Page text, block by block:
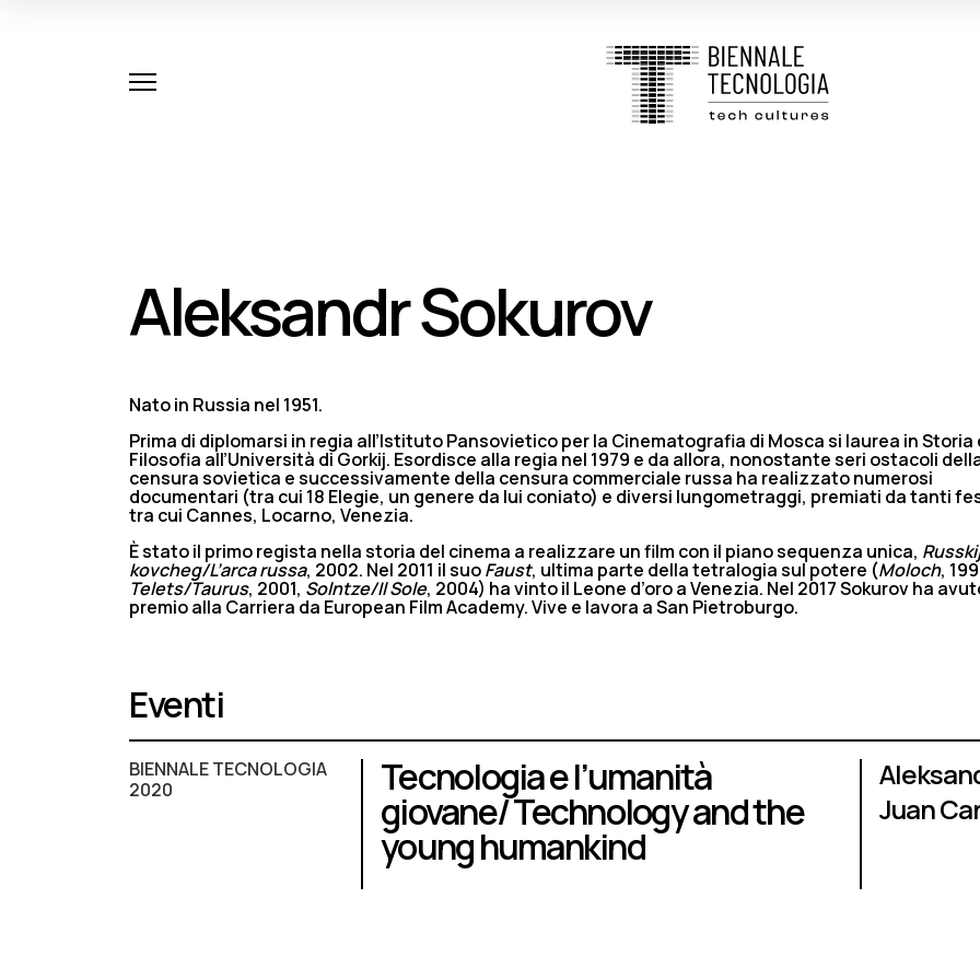
Aleksandr Sokurov
Nato in Russia nel 1951.
Prima di diplomarsi in regia all’Istituto Pansovietico per la Cinematografia di Mosca si laurea in Storia
Filosofia all’Università di Gorkij. Esordisce alla regia nel 1979 e da allora, nonostante seri ostacoli
censura sovietica e successivamente della censura commerciale russa ha realizzato numerosi
documentari (tra cui 18 Elegie, un genere da lui coniato) e diversi lungometraggi, premiati da tanti
tra cui Cannes, Locarno, Venezia.
È stato il primo regista nella storia del cinema a realizzare un film con il piano sequenza unica, Russkij
kovcheg/L’arca russa, 2002. Nel 2011 il suoFaust, ultima parte della tetralogia sul potere (Moloch,
Telets/Taurus, 2001, Solntze/Il Sole, 2004) ha vinto il Leone d’oro a Venezia. Nel 2017 Sokurov ha
premio alla Carriera da European Film Academy. Vive e lavora a San Pietroburgo.
Eventi
BIENNALE TECNOLOGIA
2020
Tecnologia e l’umanità
giovane/ Technology and the
young humankind
Juan